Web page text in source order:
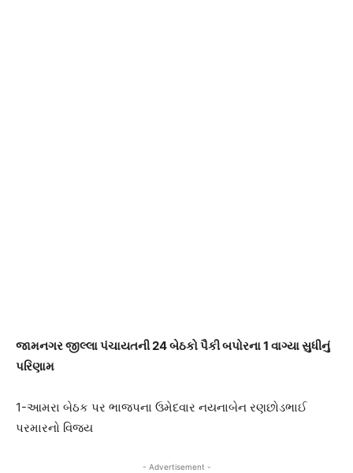
જામનગર જીલ્લા પંચાયતની 24 બેઠકો પૈકી બપોરના 1 વાગ્યા સુધીનું
પરિણામ
1-આમરા બેઠક પર ભાજપના ઉમેદવાર નયનાબેન રણછોડભાઈ
પરમારનો વિજય
- Advertisement -